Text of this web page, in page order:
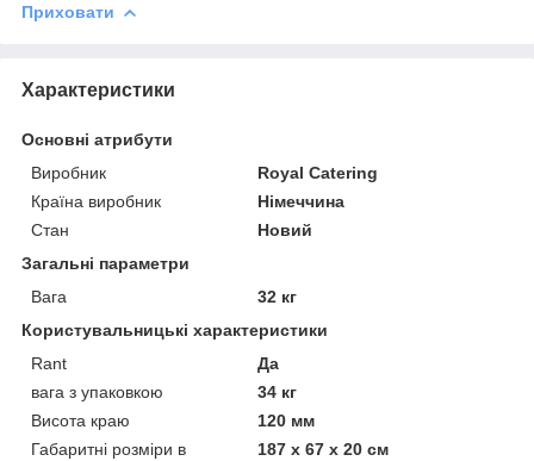
Приховати
Характеристики
Основні атрибути
Виробник
Royal Catering
Країна виробник
Німеччина
Стан
Новий
Загальні параметри
Вага
32 кг
Користувальницькі характеристики
Rant
Да
вага з упаковкою
34 кг
Висота краю
120 мм
Габаритні розміри в
187 х 67 х 20 см